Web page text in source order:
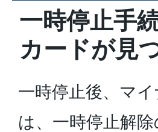
一時停止手
カードが見
一時停止後、マ
は、一時停止解